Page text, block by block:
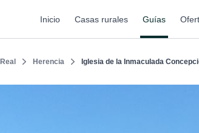
Inicio Casas rurales Guías
Herencia Iglesia de la Inmaculada